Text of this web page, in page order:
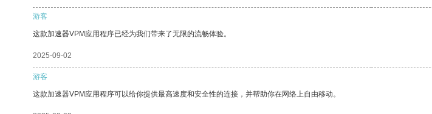
游客
这款加速器VPM应用程序已经为我们带来了无限的流畅体验。
2025-09-02
游客
这款加速器VPM应用程序可以给你提供最高速度和安全性的连接，并帮助你在网络上自由移动。